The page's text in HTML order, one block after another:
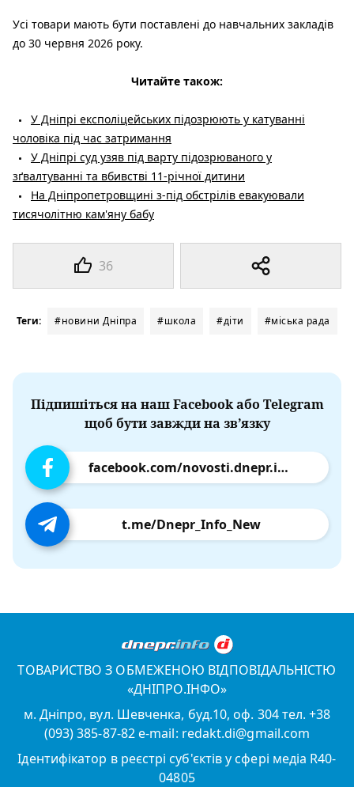
36
Усі товари мають бути поставлені до навчальних закладів
до 30 червня 2026 року.
Читайте також:
У Дніпрі експоліцейських підозрюють у катуванні
чоловіка під час затримання
У Дніпрі суд узяв під варту підозрюваного у
зґвалтуванні та вбивстві 11-річної дитини
На Дніпропетровщині з-під обстрілів евакуювали
тисячолітню кам'яну бабу
Теги: #новини Дніпра #школа #діти #міська рада
Підпишіться на наш Facebook або Telegram
щоб бути завжди на зв’язку
facebook.com/novosti.dnepr.info
t.me/Dnepr_Info_New
ТОВАРИСТВО З ОБМЕЖЕНОЮ ВІДПОВІДАЛЬНІСТЮ
«ДНІПРО.ІНФО»
м. Дніпро, вул. Шевченка, буд.10, оф. 304 тел. +38
(093) 385-87-82 e-mail: redakt.di@gmail.com
Ідентифікатор в реєстрі суб'єктів у сфері медіа R40-
04805